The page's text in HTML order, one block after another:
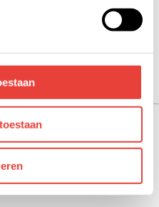
Bekijk hiervoor de